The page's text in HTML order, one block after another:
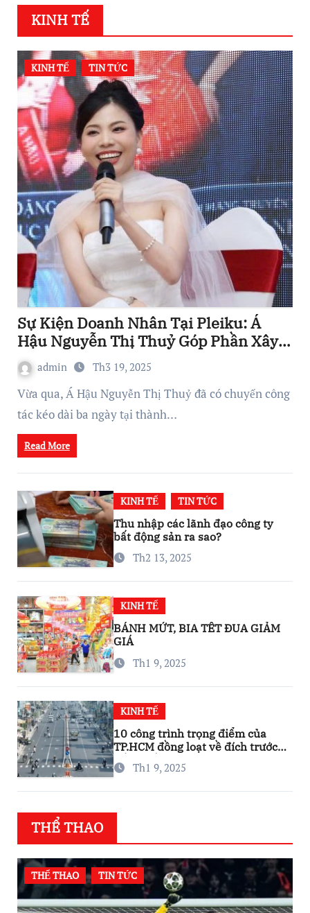
KINH TẾ
KINH TẾ TIN TỨC
Sự Kiện Doanh Nhân Tại Pleiku: Á
Hậu Nguyễn Thị Thuỷ Góp Phần Xây
Dựng Hệ Sinh Thái Kinh Doanh Vững
Mạnh
admin Th3 19, 2025
Vừa qua, Á Hậu Nguyễn Thị Thuỷ đã có chuyến công
tác kéo dài ba ngày tại thành…
Read More
KINH TẾ TIN TỨC
Thu nhập các lãnh đạo công ty
bất động sản ra sao?
Th2 13, 2025
KINH TẾ
BÁNH MỨT, BIA TẾT ĐUA GIẢM
GIÁ
Th1 9, 2025
KINH TẾ
10 công trình trọng điểm của
TP.HCM đồng loạt về đích trước
thềm Tết Nguyên đán
Th1 9, 2025
THỂ THAO
THỂ THAO TIN TỨC